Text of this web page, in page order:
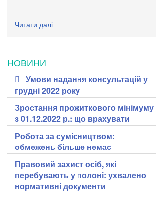
Читати далі
НОВИНИ
Умови надання консультацій у
грудні 2022 року
Зростання прожиткового мінімуму
з 01.12.2022 р.: що врахувати
Робота за сумісництвом:
обмежень більше немає
Правовий захист осіб, які
перебувають у полоні: ухвалено
нормативні документи